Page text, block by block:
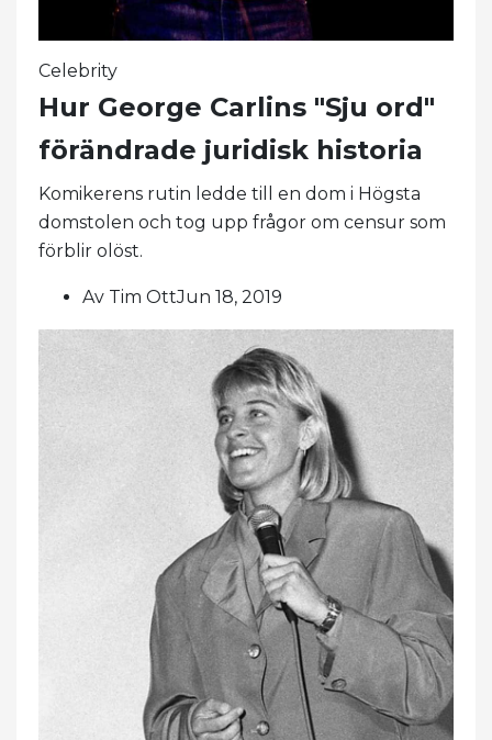
Celebrity
Hur George Carlins "Sju ord"
förändrade juridisk historia
Komikerens rutin ledde till en dom i Högsta
domstolen och tog upp frågor om censur som
förblir olöst.
Av Tim OttJun 18, 2019